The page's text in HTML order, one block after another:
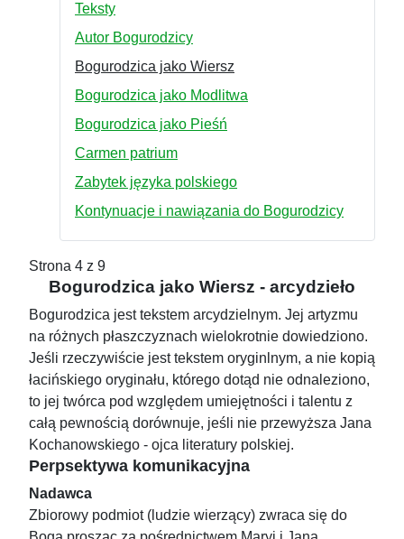
Teksty
Autor Bogurodzicy
Bogurodzica jako Wiersz
Bogurodzica jako Modlitwa
Bogurodzica jako Pieśń
Carmen patrium
Zabytek języka polskiego
Kontynuacje i nawiązania do Bogurodzicy
Strona 4 z 9
Bogurodzica jako Wiersz - arcydzieło
Bogurodzica jest tekstem arcydzielnym. Jej artyzmu
na różnych płaszczyznach wielokrotnie dowiedziono.
Jeśli rzeczywiście jest tekstem oryginlnym, a nie kopią
łacińskiego oryginału, którego dotąd nie odnaleziono,
to jej twórca pod względem umiejętności i talentu z
całą pewnością dorównuje, jeśli nie przewyższa Jana
Kochanowskiego - ojca literatury polskiej.
Perpsektywa komunikacyjna
Nadawca
Zbiorowy podmiot (ludzie wierzący) zwraca się do